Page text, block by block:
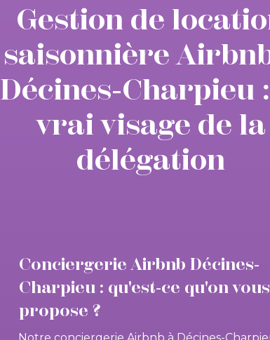
Gestion de
saisonnière
Décines-Charpieu
vrai visage de la
délégation
Conciergerie Airbnb Décines-
Charpieu : qu'est-ce qu'on vous
propose ?